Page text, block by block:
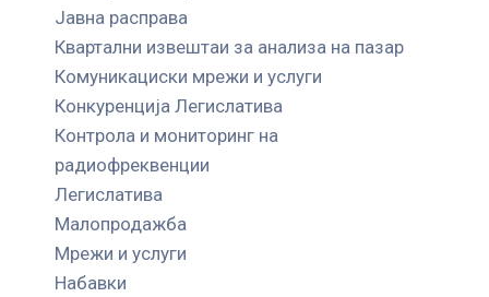
Јавна расправа
Квартални извештаи за анализа на пазар
Комуникациски мрежи и услуги
Конкуренција Легислатива
Контрола и мониторинг на
радиофреквенции
Легислатива
Малопродажба
Мрежи и услуги
Набавки